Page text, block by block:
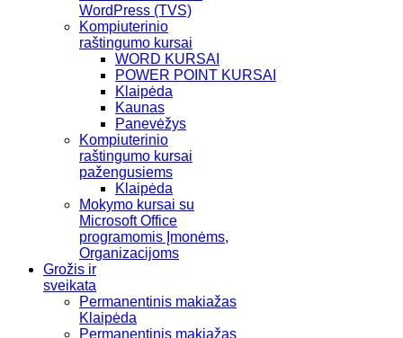
WordPress (TVS)
Kompiuterinio
raštingumo kursai
WORD KURSAI
POWER POINT KURSAI
Klaipėda
Kaunas
Panevėžys
Kompiuterinio
raštingumo kursai
pažengusiems
Klaipėda
Mokymo kursai su
Microsoft Office
programomis Įmonėms,
Organizacijoms
Grožis ir
sveikata
Permanentinis makiažas
Klaipėda
Permanentinis makiažas